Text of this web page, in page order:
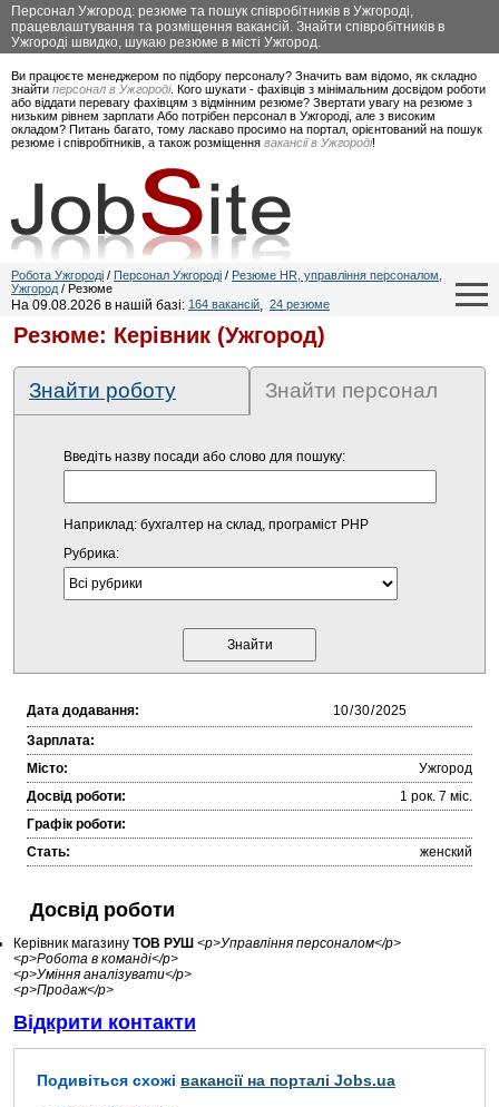
Персонал Ужгород: резюме та пошук співробітників в Ужгороді,
працевлаштування та розміщення вакансій. Знайти співробітників в
Ужгороді швидко, шукаю резюме в місті Ужгород.
Ви працюєте менеджером по підбору персоналу? Значить вам відомо, як складно
знайти персонал в Ужгороді. Кого шукати - фахівців з мінімальним досвідом роботи
або віддати перевагу фахівцям з відмінним резюме? Звертати увагу на резюме з
низьким рівнем зарплати Або потрібен персонал в Ужгороді, але з високим
окладом? Питань багато, тому ласкаво просимо на портал, орієнтований на пошук
резюме і співробітників, а також розміщення вакансії в Ужгороді!
Робота Ужгороді / Персонал Ужгороді / Резюме HR, управління персоналом,
Ужгород / Резюме
На 09.08.2026 в нашій базі: 164 вакансій, 24 резюме
Резюме: Керівник (Ужгород)
Знайти роботу Знайти персонал
Введіть назву посади або слово для пошуку:
Наприклад: бухгалтер на склад, програміст PHP
Рубрика:
Дата додавання:
Зарплата:
Місто:
Ужгород
Досвід роботи:
1 рок. 7 міc.
Графік роботи:
Стать:
женский
Досвід роботи
Керівник магазину ТОВ РУШ <p>Управління персоналом</p>
<p>Робота в команді</p>
<p>Уміння аналізувати</p>
<p>Продаж</p>
Відкрити контакти
Подивіться схожі вакансії на порталі Jobs.ua